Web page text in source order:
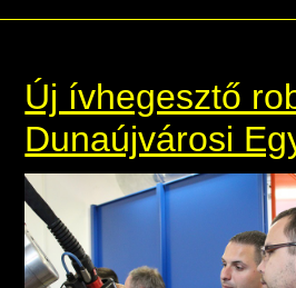
Új ívhegesztő
Dunaújvárosi